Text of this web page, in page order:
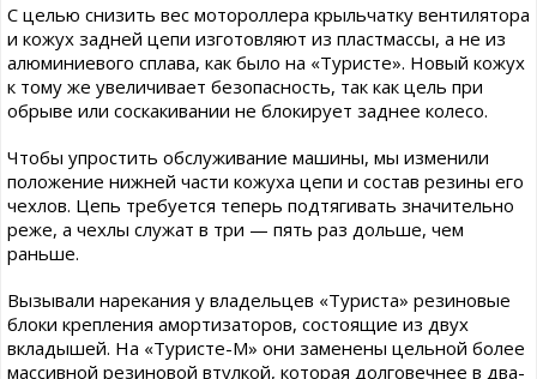
С целью снизить вес мотороллера крыльчатку вентилятора
и кожух задней цепи изготовляют из пластмассы, а не из
алюминиевого сплава, как было на «Туристе». Новый кожух
к тому же увеличивает безопасность, так как цель при
обрыве или соскакивании не блокирует заднее колесо.
Чтобы упростить обслуживание машины, мы изменили
положение нижней части кожуха цепи и состав резины его
чехлов. Цепь требуется теперь подтягивать значительно
реже, а чехлы служат в три — пять раз дольше, чем
раньше.
Вызывали нарекания у владельцев «Туриста» резиновые
блоки крепления амортизаторов, состоящие из двух
вкладышей. На «Туристе-М» они заменены цельной более
массивной резиновой втулкой, которая долговечнее в два-